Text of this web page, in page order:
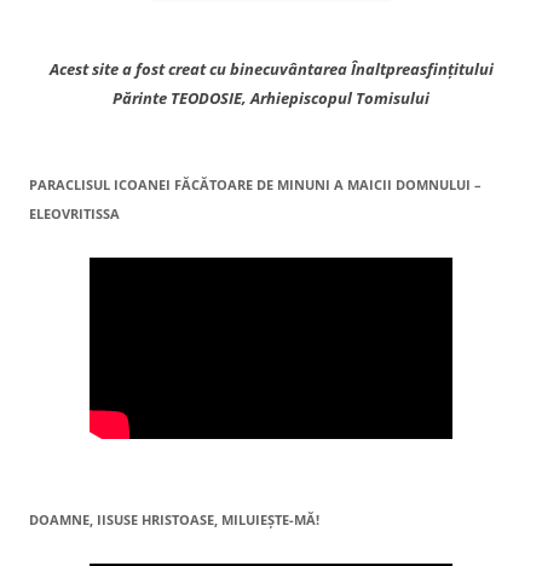
Acest site a fost creat cu binecuvântarea Înaltpreasfințitului
Părinte TEODOSIE, Arhiepiscopul Tomisului
PARACLISUL ICOANEI FĂCĂTOARE DE MINUNI A MAICII DOMNULUI –
ELEOVRITISSA
DOAMNE, IISUSE HRISTOASE, MILUIEŞTE-MĂ!